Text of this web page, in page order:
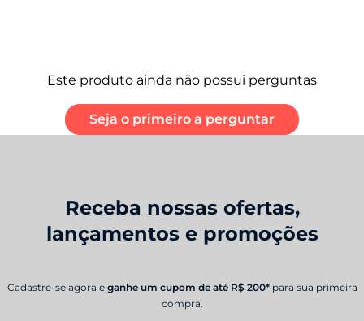
Este produto ainda não possui perguntas
Seja o primeiro a perguntar
Receba nossas ofertas,
lançamentos e promoções
Cadastre-se agora e ganhe um cupom de até R$ 200* para sua primeira
compra.